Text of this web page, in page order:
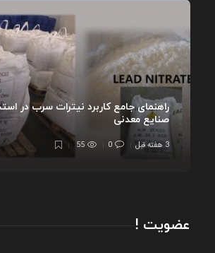
راهنمای جامع کاربرد نیترات سرب در
صنایع معدنی
3 هفته قبل 0
55
عضویت !